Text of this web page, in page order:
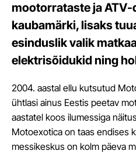
mootorrataste ja
kaubamärki, lisaks
esinduslik valik
elektrisõidukid ning
2004. aastal ellu kutsutud
ühtlasi ainus Eestis peetav
aastatel koos ilumessiga
Motoexotica on taas endises
messikeskus on kolm päeva